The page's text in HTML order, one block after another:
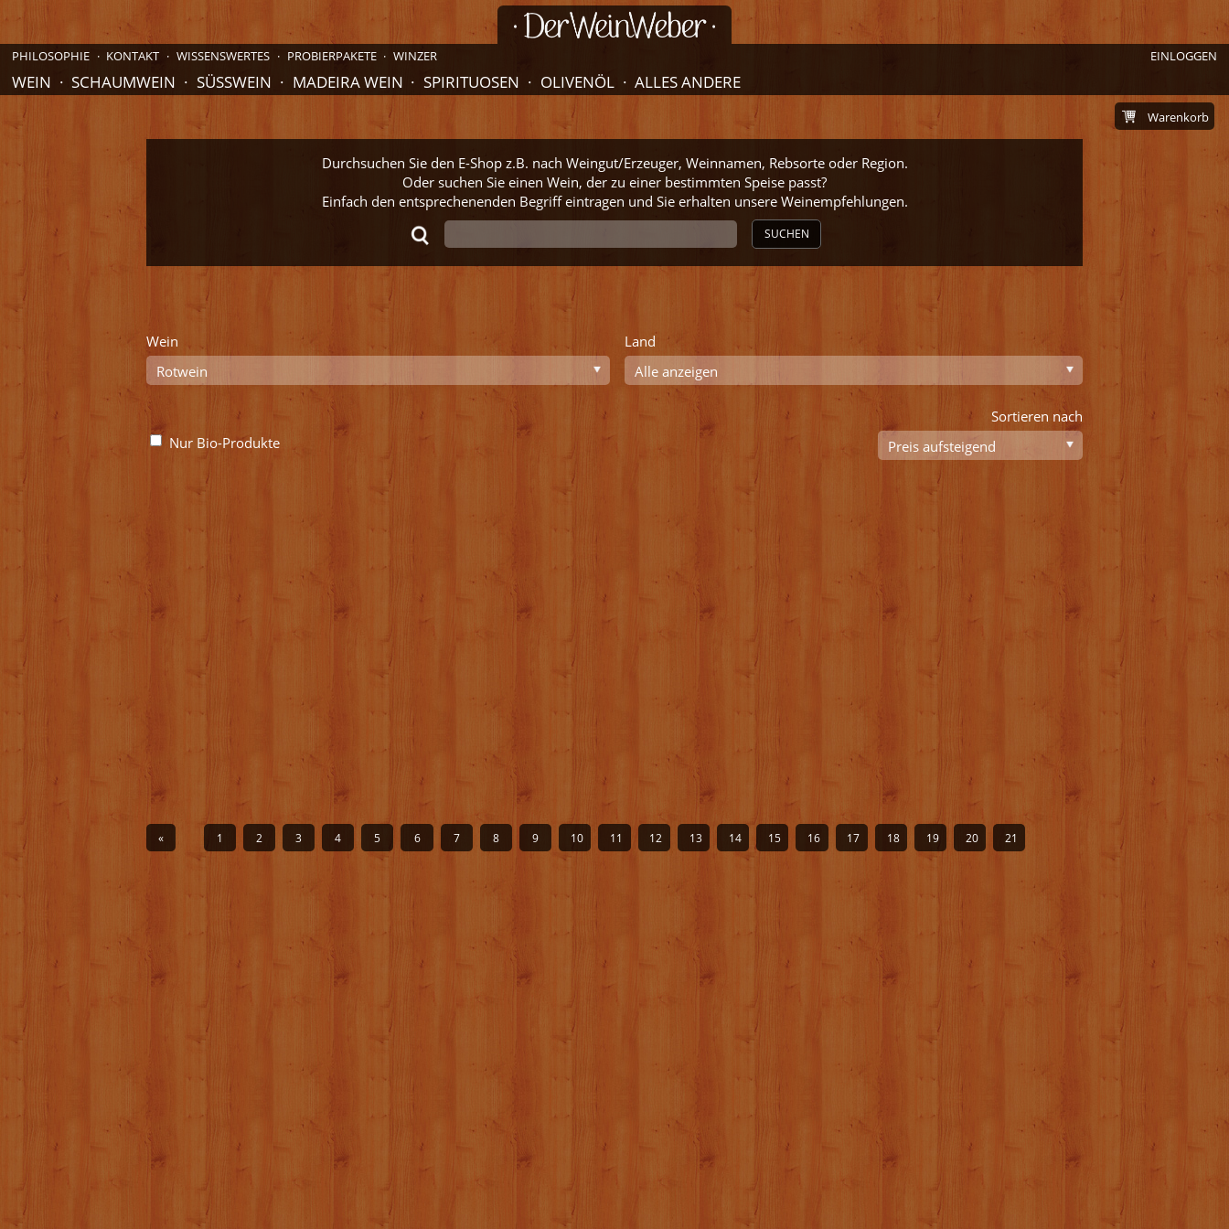
EINLOGGEN
PHILOSOPHIE KONTAKT WISSENSWERTES PROBIERPAKETE WINZER
WEIN SCHAUMWEIN SÜSSWEIN MADEIRA WEIN SPIRITUOSEN OLIVENÖL ALLES ANDERE
Durchsuchen Sie den E-Shop z.B. nach Weingut/Erzeuger, Weinnamen, Rebsorte oder Region.
Oder suchen Sie einen Wein, der zu einer bestimmten Speise passt?
Einfach den entsprechenenden Begriff eintragen und Sie erhalten unsere Weinempfehlungen.
SUCHEN
Warenkorb
Wein Land
Nur Bio-Produkte
Sortieren nach
« 1 2 3 4 5 6 7 8 9 10 11 12 13 14 15 16 17 18 19 20 21